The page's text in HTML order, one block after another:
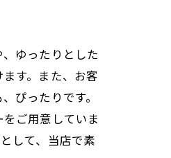
ゆったりとした
す。また、お客
ぴったりです。
ご用意していま
して、当店で素